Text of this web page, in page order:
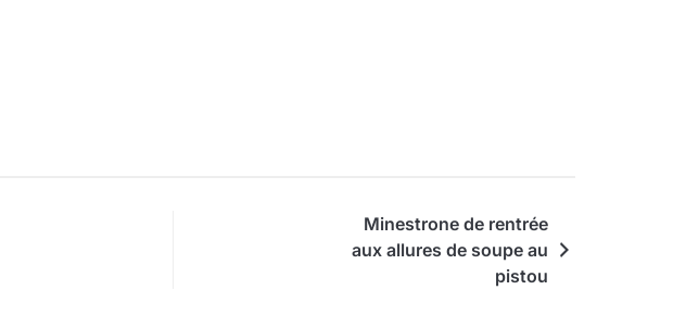
Minestrone de rentrée
aux allures de soupe au
pistou